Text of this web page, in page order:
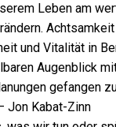
Leben am
und Vitalität in
Augenblick
gefangen
Jon Kabat-Zinn